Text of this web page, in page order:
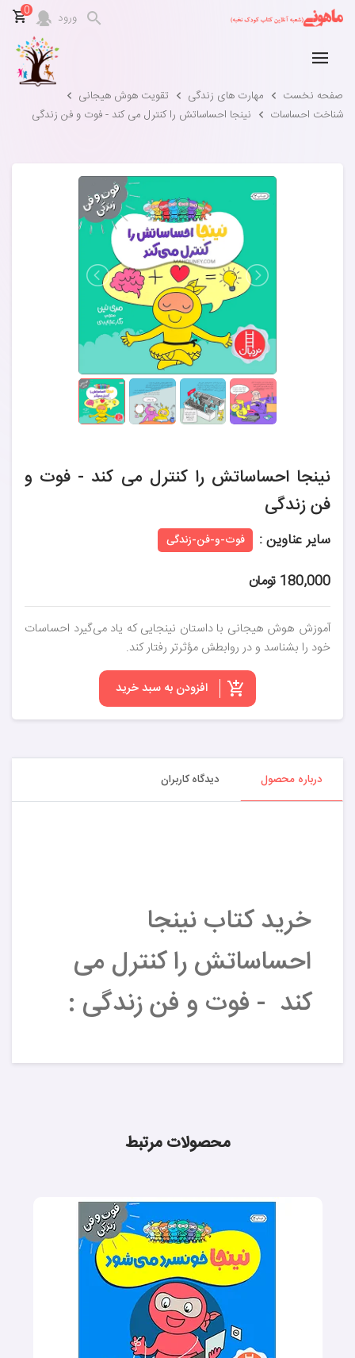
ورود 0
صفحه نخست مهارت های زندگی
تقویت هوش هیجانی
شناخت احساسات
نینجا احساساتش را کنترل می کند - فوت و فن زندگی
نینجا احساساتش را کنترل می کند - فوت و
فن زندگی
سایر عناوین : فوت-و-فن-زندگی
180,000 تومان
آموزش هوش هیجانی با داستان نینجایی که یاد می‌گیرد احساسات
خود را بشناسد و در روابطش مؤثرتر رفتار کند.
افزودن به سبد خرید
درباره محصول دیدگاه کاربران
خرید کتاب نینجا
احساساتش را کنترل می
کند - فوت و فن زندگی :
محصولات مرتبط